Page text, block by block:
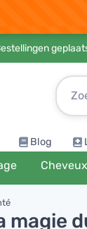
Blog
Cheveux
magie